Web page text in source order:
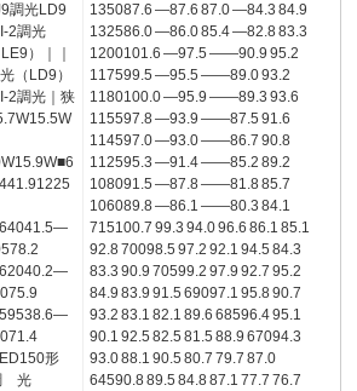
調光LD9
2調光
）｜｜
（LD9）
2調光｜狭
形
光
135087.6 ―87.6 87.0 ―84.3 84.9
132586.0 ―86.0 85.4 ―82.8 83.3
1200101.6 ―97.5 ――90.9 95.2
117599.5 ―95.5 ――89.0 93.2
1180100.0 ―95.9 ――89.3 93.6
115597.8 ―93.9 ――87.5 91.6
114597.0 ―93.0 ――86.7 90.8
112595.3 ―91.4 ――85.2 89.2
108091.5 ―87.8 ――81.8 85.7
106089.8 ―86.1 ――80.3 84.1
715100.7 99.3 94.0 96.6 86.1 85.1
92.8 70098.5 97.2 92.1 94.5 84.3
83.3 90.9 70599.2 97.9 92.7 95.2
84.9 83.9 91.5 69097.1 95.8 90.7
93.2 83.1 82.1 89.6 68596.4 95.1
90.1 92.5 82.5 81.5 88.9 67094.3
93.0 88.1 90.5 80.7 79.7 87.0
64590.8 89.5 84.8 87.1 77.7 76.7